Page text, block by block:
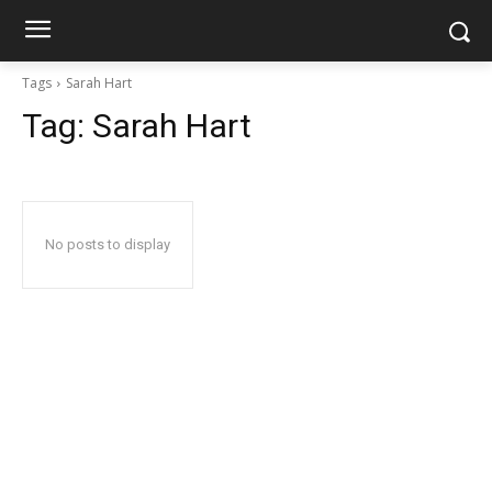
Tags Sarah Hart
Tag: Sarah Hart
No posts to display